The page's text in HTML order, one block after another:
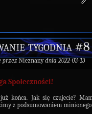
tygodnia #8
przez Nieznanydnia 2022-03-13
Społeczności!
końca. Jak się czujecie?
z podsumowaniem